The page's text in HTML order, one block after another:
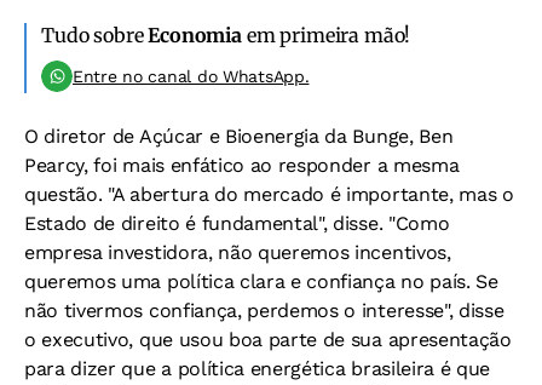
Tudo sobreEconomiaem primeira mão!
Entre no canal do WhatsApp.
O diretor de Açúcar e Bioenergia da Bunge, Ben
Pearcy, foi mais enfático ao responder a mesma
questão. "A abertura do mercado é importante, mas o
Estado de direito é fundamental", disse. "Como
empresa investidora, não queremos incentivos,
queremos uma política clara e confiança no país. Se
não tivermos confiança, perdemos o interesse", disse
o executivo, que usou boa parte de sua apresentação
para dizer que a política energética brasileira é que